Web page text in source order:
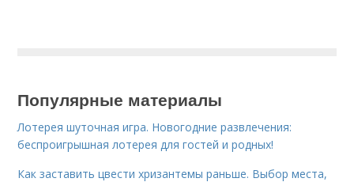
Популярные материалы
Лотерея шуточная игра. Новогодние развлечения:
беспроигрышная лотерея для гостей и родных!
Как заставить цвести хризантемы раньше. Выбор места,